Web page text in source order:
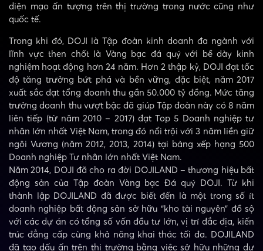
diện mạo ấn tượng trên thị trường trong nước cũng như
quốc tế.
Trong khi đó, DOJI là Tập đoàn kinh doanh đa ngành với
lĩnh vực then chốt là Vàng bạc đá quý với bề dày kinh
nghiệm hoạt động hơn 24 năm. Hơn 2 thập kỷ, DOJI đạt tốc
độ tăng trưởng bứt phá và bền vững, đặc biệt, năm 2017
xuất sắc đạt tổng doanh thu gần 50.000 tỷ đồng. Mức tăng
trưởng doanh thu vượt bậc đã giúp Tập đoàn này có 8 năm
liên tiếp (từ năm 2010 – 2017) đạt Top 5 Doanh nghiệp tư
nhân lớn nhất Việt Nam, trong đó nổi trội với 3 năm liền giữ
ngôi Vương (năm 2012, 2013, 2014) tại bảng xếp hạng 500
Doanh nghiệp Tư nhân lớn nhất Việt Nam.
Năm 2014, DOJI đã cho ra đời DOJILAND – thương hiệu bất
động sản của Tập đoàn Vàng bạc Đá quý DOJI. Từ khi
thành lập DOJILAND đã được biết đến là một trong số ít
doanh nghiệp bất động sản sở hữu “kho tài nguyên” đồ sộ
với các dự án có tổng số vốn đầu tư lớn, vị trí đắc địa, kiến
trúc đẳng cấp cùng khả năng khai thác tối đa. DOJILAND
đã tạo dấu ấn trên thị trường bằng việc sở hữu những dự